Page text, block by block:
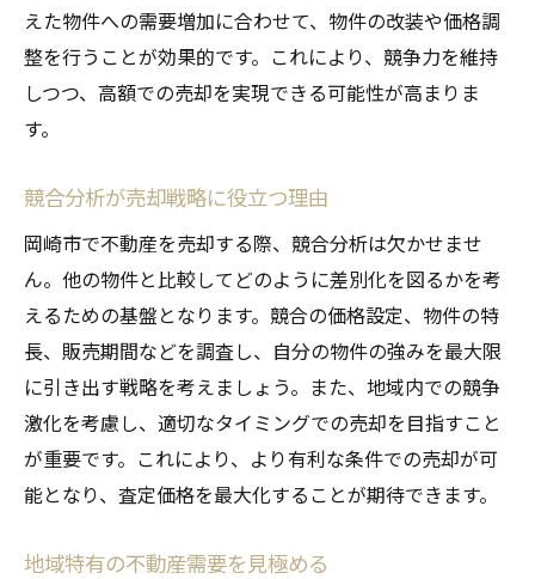
えた物件への需要増加に合わせて、物件の改装や価格調
整を行うことが効果的です。これにより、競争力を維持
しつつ、高額での売却を実現できる可能性が高まりま
す。
競合分析が売却戦略に役立つ理由
岡崎市で不動産を売却する際、競合分析は欠かせませ
ん。他の物件と比較してどのように差別化を図るかを考
えるための基盤となります。競合の価格設定、物件の特
長、販売期間などを調査し、自分の物件の強みを最大限
に引き出す戦略を考えましょう。また、地域内での競争
激化を考慮し、適切なタイミングでの売却を目指すこと
が重要です。これにより、より有利な条件での売却が可
能となり、査定価格を最大化することが期待できます。
地域特有の不動産需要を見極める